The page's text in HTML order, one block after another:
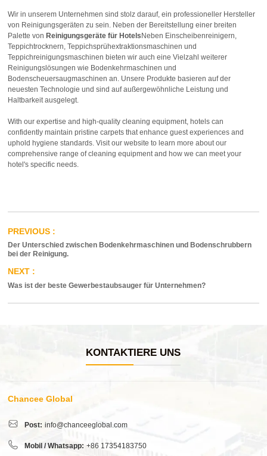
Wir in unserem Unternehmen sind stolz darauf, ein professioneller Hersteller
von Reinigungsgeräten zu sein. Neben der Bereitstellung einer breiten
Palette vonReinigungsgeräte für HotelsNeben Einscheibenreinigern,
Teppichtrocknern, Teppichsprühextraktionsmaschinen und
Teppichreinigungsmaschinen bieten wir auch eine Vielzahl weiterer
Reinigungslösungen wie Bodenkehrmaschinen und
Bodenscheuersaugmaschinen an. Unsere Produkte basieren auf der
neuesten Technologie und sind auf außergewöhnliche Leistung und
Haltbarkeit ausgelegt.
With our expertise and high-quality cleaning equipment, hotels can
confidently maintain pristine carpets that enhance guest experiences and
uphold hygiene standards. Visit our website to learn more about our
comprehensive range of cleaning equipment and how we can meet your
hotel's specific needs.
Der Unterschied zwischen Bodenkehrmaschinen und Bodenschrubbern
bei der Reinigung.
Was ist der beste Gewerbestaubsauger für Unternehmen?
KONTAKTIERE UNS
Chancee Global
Post: info@chanceeglobal.com
Mobil / Whatsapp: +86 17354183750